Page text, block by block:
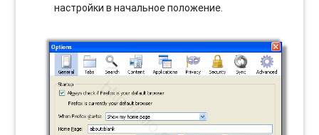
настройки в начальное положение.